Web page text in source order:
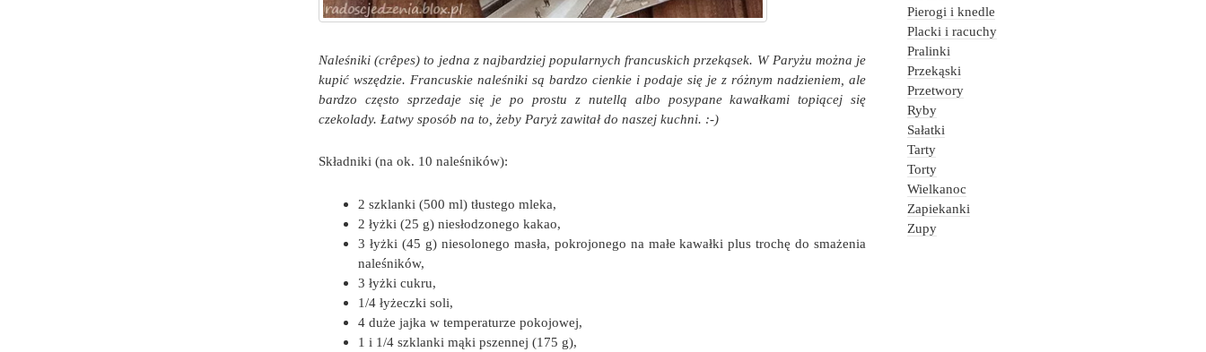
Naleśniki (crêpes) to jedna z najbardziej popularnych francuskich przekąsek. W Paryżu można je
kupić wszędzie. Francuskie naleśniki są bardzo cienkie i podaje się je z różnym nadzieniem, ale
bardzo często sprzedaje się je po prostu z nutellą albo posypane kawałkami topiącej się
czekolady. Łatwy sposób na to, żeby Paryż zawitał do naszej kuchni. :-)
Składniki (na ok. 10 naleśników):
2 szklanki (500 ml) tłustego mleka,
2 łyżki (25 g) niesłodzonego kakao,
3 łyżki (45 g) niesolonego masła, pokrojonego na małe kawałki plus trochę do smażenia
naleśników,
3 łyżki cukru,
1/4 łyżeczki soli,
4 duże jajka w temperaturze pokojowej,
1 i 1/4 szklanki mąki pszennej (175 g),
Pierogi i knedle
Placki i racuchy
Pralinki
Przekąski
Przetwory
Ryby
Sałatki
Tarty
Torty
Wielkanoc
Zapiekanki
Zupy